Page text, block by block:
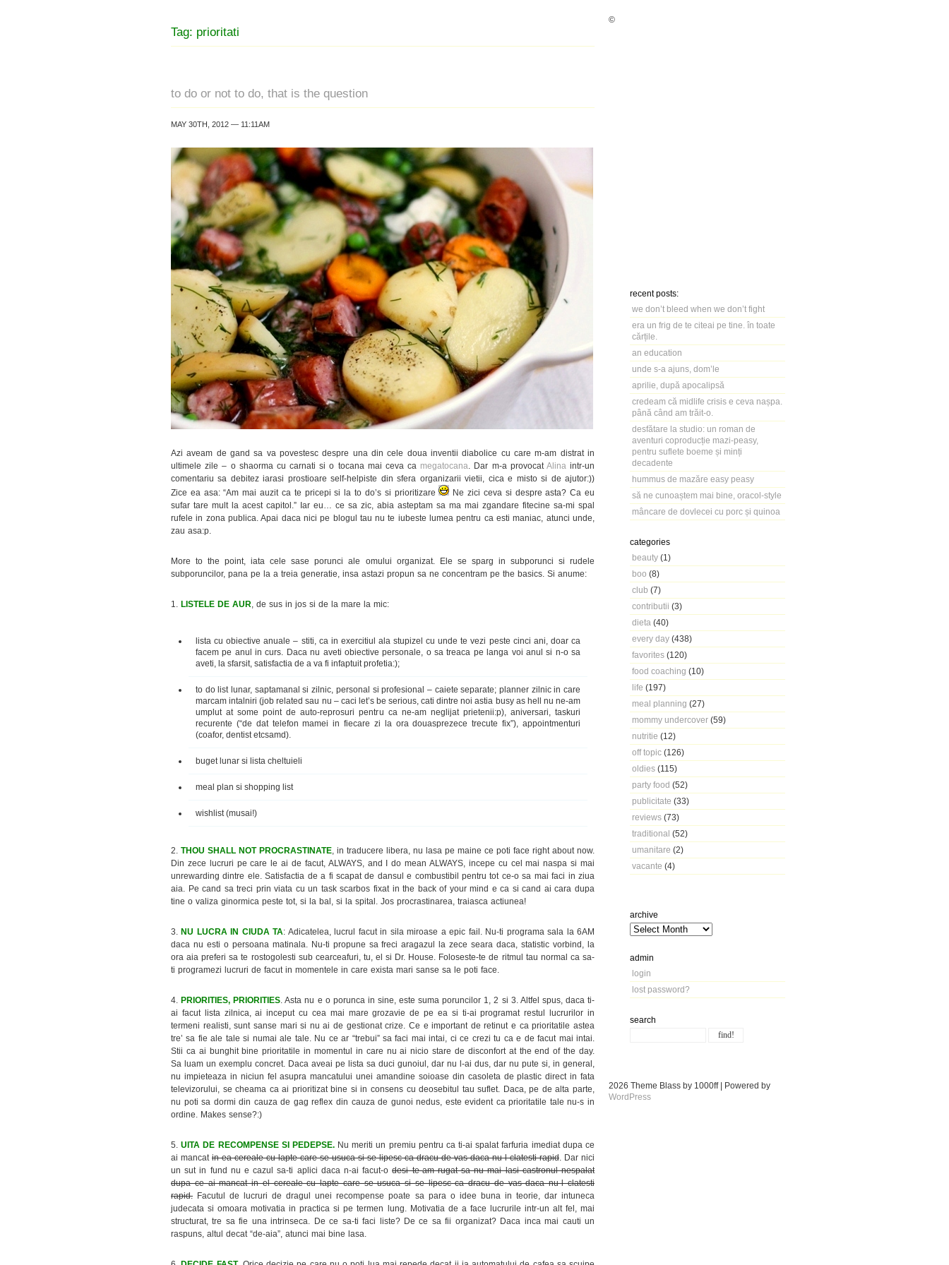
recent posts:
we don’t bleed when we don’t fight
era un frig de te citeai pe tine. în toate
cărțile.
an education
unde s-a ajuns, dom’le
aprilie, după apocalipsă
credeam că midlife crisis e ceva nașpa.
până când am trăit-o.
desfătare la studio: un roman de
aventuri coproducție mazi-peasy,
pentru suflete boeme și minți
decadente
hummus de mazăre easy peasy
să ne cunoaștem mai bine, oracol-style
mâncare de dovlecei cu porc și quinoa
categories
beauty (1)
boo (8)
club (7)
contributii (3)
dieta (40)
every day (438)
favorites (120)
food coaching (10)
life (197)
meal planning (27)
mommy undercover (59)
nutritie (12)
off topic (126)
oldies (115)
party food (52)
publicitate (33)
reviews (73)
traditional (52)
umanitare (2)
vacante (4)
archive
admin
login
lost password?
search
Tag: prioritati
to do or not to do, that is the question
MAY 30TH, 2012 — 11:11AM
Azi aveam de gand sa va povestesc despre una din cele doua inventii diabolice cu care m-am distrat in
ultimele zile – o shaorma cu carnati si o tocana mai ceva ca megatocana . Dar m-a provocat Alina intr-un
comentariu sa debitez iarasi prostioare self-helpiste din sfera organizarii vietii, cica e misto si de ajutor:))
Zice ea asa: “Am mai auzit ca te pricepi si la to do’s si prioritizare
Ne zici ceva si despre asta? Ca eu
sufar tare mult la acest capitol.” Iar eu… ce sa zic, abia asteptam sa ma mai zgandare fitecine sa-mi spal
rufele in zona publica. Apai daca nici pe blogul tau nu te iubeste lumea pentru ca esti maniac, atunci unde,
zau asa:p.
More to the point, iata cele sase porunci ale omului organizat. Ele se sparg in subporunci si rudele
subporuncilor, pana pe la a treia generatie, insa astazi propun sa ne concentram pe the basics. Si anume:
1. LISTELE DE AUR , de sus in jos si de la mare la mic:
lista cu obiective anuale – stiti, ca in exercitiul ala stupizel cu unde te vezi peste cinci ani, doar ca
facem pe anul in curs. Daca nu aveti obiective personale, o sa treaca pe langa voi anul si n-o sa
aveti, la sfarsit, satisfactia de a va fi infaptuit profetia:);
to do list lunar, saptamanal si zilnic, personal si profesional – caiete separate; planner zilnic in care
marcam intalniri (job related sau nu – caci let’s be serious, cati dintre noi astia busy as hell nu ne-am
umplut at some point de auto-reprosuri pentru ca ne-am neglijat prietenii:p), aniversari, taskuri
recurente (“de dat telefon mamei in fiecare zi la ora douasprezece trecute fix”), appointmenturi
(coafor, dentist etcsamd).
buget lunar si lista cheltuieli
meal plan si shopping list
wishlist (musai!)
2. THOU SHALL NOT PROCRASTINATE , in traducere libera, nu lasa pe maine ce poti face right about now.
Din zece lucruri pe care le ai de facut, ALWAYS, and I do mean ALWAYS, incepe cu cel mai naspa si mai
unrewarding dintre ele. Satisfactia de a fi scapat de dansul e combustibil pentru tot ce-o sa mai faci in ziua
aia. Pe cand sa treci prin viata cu un task scarbos fixat in the back of your mind e ca si cand ai cara dupa
tine o valiza ginormica peste tot, si la bal, si la spital. Jos procrastinarea, traiasca actiunea!
3.NU LUCRA IN CIUDA TA: Adicatelea, lucrul facut in sila miroase a epic fail. Nu-ti programa sala la 6AM
daca nu esti o persoana matinala. Nu-ti propune sa freci aragazul la zece seara daca, statistic vorbind, la
ora aia preferi sa te rostogolesti sub cearceafuri, tu, el si Dr. House. Foloseste-te de ritmul tau normal ca sa-
ti programezi lucruri de facut in momentele in care exista mari sanse sa le poti face.
4.PRIORITIES, PRIORITIES . Asta nu e o porunca in sine, este suma poruncilor 1, 2 si 3. Altfel spus, daca ti-
ai facut lista zilnica, ai inceput cu cea mai mare grozavie de pe ea si ti-ai programat restul lucrurilor in
termeni realisti, sunt sanse mari si nu ai de gestionat crize. Ce e important de retinut e ca prioritatile astea
tre’ sa fie ale tale si numai ale tale. Nu ce ar “trebui” sa faci mai intai, ci ce crezi tu ca e de facut mai intai.
Stii ca ai bunghit bine prioritatile in momentul in care nu ai nicio stare de disconfort at the end of the day.
Sa luam un exemplu concret. Daca aveai pe lista sa duci gunoiul, dar nu l-ai dus, dar nu pute si, in general,
nu impieteaza in niciun fel asupra mancatului unei amandine soioase din casoleta de plastic direct in fata
televizorului, se cheama ca ai prioritizat bine si in consens cu deosebitul tau suflet. Daca, pe de alta parte,
nu poti sa dormi din cauza de gag reflex din cauza de gunoi nedus, este evident ca prioritatile tale nu-s in
ordine. Makes sense?:)
5.UITA DE RECOMPENSE SI PEDEPSE.Nu meriti un premiu pentru ca ti-ai spalat farfuria imediat dupa ce
ai mancat in ea cereale cu lapte care se usuca si se lipesc ca dracu de vas daca nu-l clatesti rapid . Dar nici
un sut in fund nu e cazul sa-ti aplici daca n-ai facut-odesi te-am rugat sa nu mai lasi castronul nespalat
dupa ce ai mancat in el cereale cu lapte care se usuca si se lipesc ca dracu de vas daca nu-l clatesti
rapid. Facutul de lucruri de dragul unei recompense poate sa para o idee buna in teorie, dar intuneca
judecata si omoara motivatia in practica si pe termen lung. Motivatia de a face lucrurile intr-un alt fel, mai
structurat, tre sa fie una intrinseca. De ce sa-ti faci liste? De ce sa fii organizat? Daca inca mai cauti un
raspuns, altul decat “de-aia”, atunci mai bine lasa.
©
2026 Theme Blass by 1000ff | Powered by
WordPress